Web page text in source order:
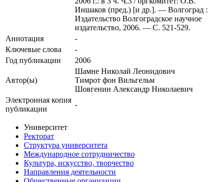
Иншаков (пред.) [и др.]. — Волгоград :
Издательство Волгоградское научное
издательство, 2006. — С. 521-529.
Аннотация
-
Ключевые cлова
-
Год публикации
2006
Автор(ы)
Шамне Николай Леонидович
Тимрот фон Вильгельм
Шовгенин Александр Николаевич
Электронная копия
публикации
-
Университет
Ректорат
Структура университета
Международное сотрудничество
Культура, искусство, творчество
Направления деятельности